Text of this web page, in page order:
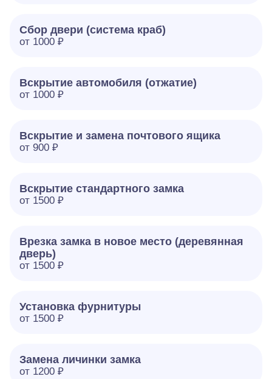
Сбор двери (система краб)
от 1000 ₽
Вскрытие автомобиля (отжатие)
от 1000 ₽
Вскрытие и замена почтового ящика
от 900 ₽
Вскрытие стандартного замка
от 1500 ₽
Врезка замка в новое место (деревянная
дверь)
от 1500 ₽
Установка фурнитуры
от 1500 ₽
Замена личинки замка
от 1200 ₽